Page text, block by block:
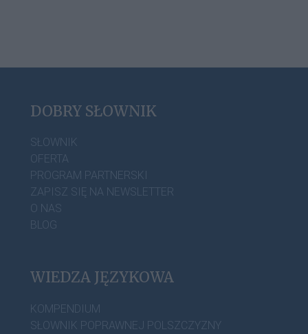
DOBRY SŁOWNIK
SŁOWNIK
OFERTA
PROGRAM PARTNERSKI
ZAPISZ SIĘ NA NEWSLETTER
O NAS
BLOG
WIEDZA JĘZYKOWA
KOMPENDIUM
SŁOWNIK POPRAWNEJ POLSZCZYZNY